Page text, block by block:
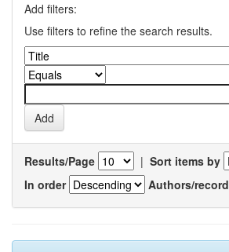
Add filters:
Use filters to refine the search results.
Results/Page | Sort items by
In order
Authors/record